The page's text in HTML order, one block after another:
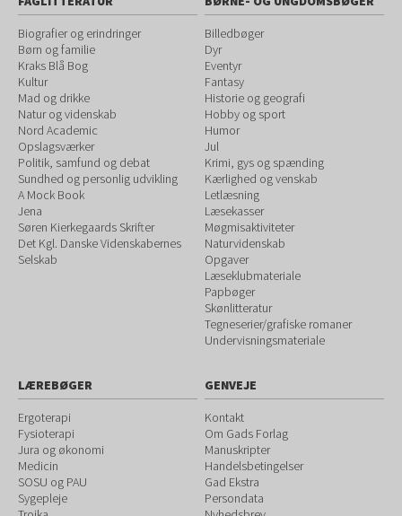
Biografier og erindringer
Børn og familie
Kraks Blå Bog
Kultur
Mad og drikke
Natur og videnskab
Nord Academic
Opslagsværker
Politik, samfund og debat
Sundhed og personlig udvikling
A Mock Book
Jena
Søren Kierkegaards Skrifter
Det Kgl. Danske Videnskabernes
Selskab
Billedbøger
Dyr
Eventyr
Fantasy
Historie og geografi
Hobby og sport
Humor
Jul
Krimi, gys og spænding
Kærlighed og venskab
Letlæsning
Læsekasser
Møgmisaktiviteter
Naturvidenskab
Opgaver
Læseklubmateriale
Papbøger
Skønlitteratur
Tegneserier/grafiske romaner
Undervisningsmateriale
LÆREBØGER
Ergoterapi
Fysioterapi
Jura og økonomi
Medicin
SOSU og PAU
Sygepleje
GENVEJE
Kontakt
Om Gads Forlag
Manuskripter
Handelsbetingelser
Gad Ekstra
Persondata